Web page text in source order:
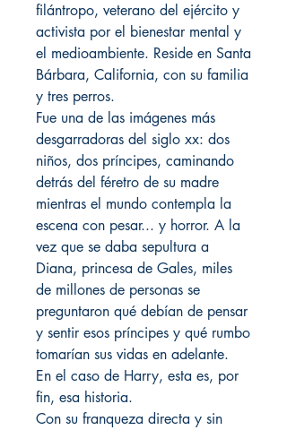
filántropo, veterano del ejército y
activista por el bienestar mental y
el medioambiente. Reside en Santa
Bárbara, California, con su familia
y tres perros.
Fue una de las imágenes más
desgarradoras del siglo xx: dos
niños, dos príncipes, caminando
detrás del féretro de su madre
mientras el mundo contempla la
escena con pesar... y horror. A la
vez que se daba sepultura a
Diana, princesa de Gales, miles
de millones de personas se
preguntaron qué debían de pensar
y sentir esos príncipes y qué rumbo
tomarían sus vidas en adelante.
En el caso de Harry, esta es, por
fin, esa historia.
Con su franqueza directa y sin